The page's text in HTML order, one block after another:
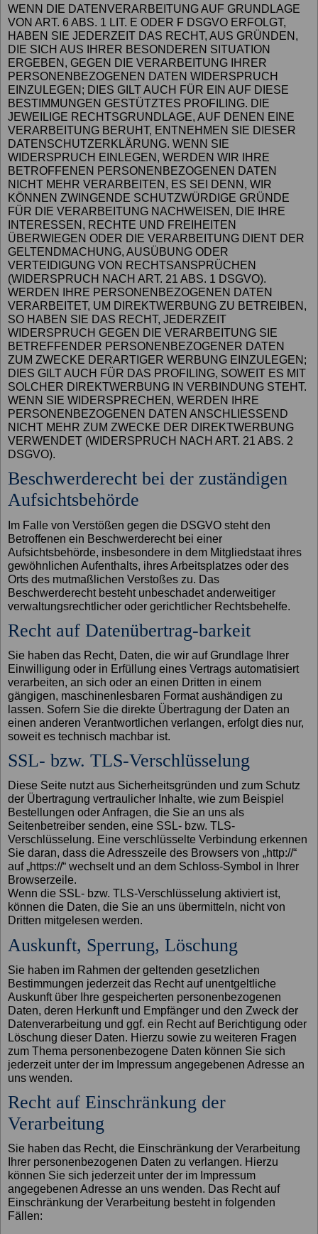
WENN DIE DATENVERARBEITUNG AUF GRUNDLAGE
VON ART. 6 ABS. 1 LIT. E ODER F DSGVO ERFOLGT,
HABEN SIE JEDERZEIT DAS RECHT, AUS GRÜNDEN,
DIE SICH AUS IHRER BESONDEREN SITUATION
ERGEBEN, GEGEN DIE VERARBEITUNG IHRER
PERSONENBEZOGENEN DATEN WIDERSPRUCH
EINZULEGEN; DIES GILT AUCH FÜR EIN AUF DIESE
BESTIMMUNGEN GESTÜTZTES PROFILING. DIE
JEWEILIGE RECHTSGRUNDLAGE, AUF DENEN EINE
VERARBEITUNG BERUHT, ENTNEHMEN SIE DIESER
DATENSCHUTZERKLÄRUNG. WENN SIE
WIDERSPRUCH EINLEGEN, WERDEN WIR IHRE
BETROFFENEN PERSONENBEZOGENEN DATEN
NICHT MEHR VERARBEITEN, ES SEI DENN, WIR
KÖNNEN ZWINGENDE SCHUTZWÜRDIGE GRÜNDE
FÜR DIE VERARBEITUNG NACHWEISEN, DIE IHRE
INTERESSEN, RECHTE UND FREIHEITEN
ÜBERWIEGEN ODER DIE VERARBEITUNG DIENT DER
GELTENDMACHUNG, AUSÜBUNG ODER
VERTEIDIGUNG VON RECHTSANSPRÜCHEN
(WIDERSPRUCH NACH ART. 21 ABS. 1 DSGVO).
WERDEN IHRE PERSONENBEZOGENEN DATEN
VERARBEITET, UM DIREKTWERBUNG ZU BETREIBEN,
SO HABEN SIE DAS RECHT, JEDERZEIT
WIDERSPRUCH GEGEN DIE VERARBEITUNG SIE
BETREFFENDER PERSONENBEZOGENER DATEN
ZUM ZWECKE DERARTIGER WERBUNG EINZULEGEN;
DIES GILT AUCH FÜR DAS PROFILING, SOWEIT ES MIT
SOLCHER DIREKTWERBUNG IN VERBINDUNG STEHT.
WENN SIE WIDERSPRECHEN, WERDEN IHRE
PERSONENBEZOGENEN DATEN ANSCHLIESSEND
NICHT MEHR ZUM ZWECKE DER DIREKTWERBUNG
VERWENDET (WIDERSPRUCH NACH ART. 21 ABS. 2
DSGVO).
Beschwerde­recht bei der zuständigen
Aufsichts­behörde
Im Falle von Verstößen gegen die DSGVO steht den
Betroffenen ein Beschwerderecht bei einer
Aufsichtsbehörde, insbesondere in dem Mitgliedstaat ihres
gewöhnlichen Aufenthalts, ihres Arbeitsplatzes oder des
Orts des mutmaßlichen Verstoßes zu. Das
Beschwerderecht besteht unbeschadet anderweitiger
verwaltungsrechtlicher oder gerichtlicher Rechtsbehelfe.
Recht auf Daten­übertrag-barkeit
Sie haben das Recht, Daten, die wir auf Grundlage Ihrer
Einwilligung oder in Erfüllung eines Vertrags automatisiert
verarbeiten, an sich oder an einen Dritten in einem
gängigen, maschinenlesbaren Format aushändigen zu
lassen. Sofern Sie die direkte Übertragung der Daten an
einen anderen Verantwortlichen verlangen, erfolgt dies nur,
soweit es technisch machbar ist.
SSL- bzw. TLS-Verschlüsselung
Diese Seite nutzt aus Sicherheitsgründen und zum Schutz
der Übertragung vertraulicher Inhalte, wie zum Beispiel
Bestellungen oder Anfragen, die Sie an uns als
Seitenbetreiber senden, eine SSL- bzw. TLS-
Verschlüsselung. Eine verschlüsselte Verbindung erkennen
Sie daran, dass die Adresszeile des Browsers von „http://“
auf „https://“ wechselt und an dem Schloss-Symbol in Ihrer
Browserzeile.
Wenn die SSL- bzw. TLS-Verschlüsselung aktiviert ist,
können die Daten, die Sie an uns übermitteln, nicht von
Dritten mitgelesen werden.
Auskunft, Sperrung, Löschung
Sie haben im Rahmen der geltenden gesetzlichen
Bestimmungen jederzeit das Recht auf unentgeltliche
Auskunft über Ihre gespeicherten personenbezogenen
Daten, deren Herkunft und Empfänger und den Zweck der
Datenverarbeitung und ggf. ein Recht auf Berichtigung oder
Löschung dieser Daten. Hierzu sowie zu weiteren Fragen
zum Thema personenbezogene Daten können Sie sich
jederzeit unter der im Impressum angegebenen Adresse an
uns wenden.
Recht auf Einschränkung der
Verarbeitung
Sie haben das Recht, die Einschränkung der Verarbeitung
Ihrer personenbezogenen Daten zu verlangen. Hierzu
können Sie sich jederzeit unter der im Impressum
angegebenen Adresse an uns wenden. Das Recht auf
Einschränkung der Verarbeitung besteht in folgenden
Fällen: